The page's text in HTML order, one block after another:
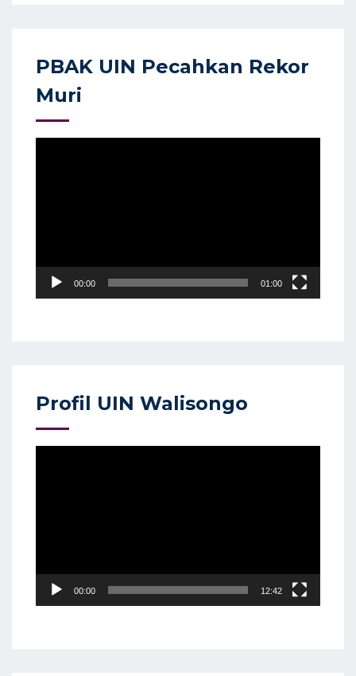
PBAK UIN Pecahkan Rekor
Muri
00:00 01:00
Profil UIN Walisongo
00:00 12:42